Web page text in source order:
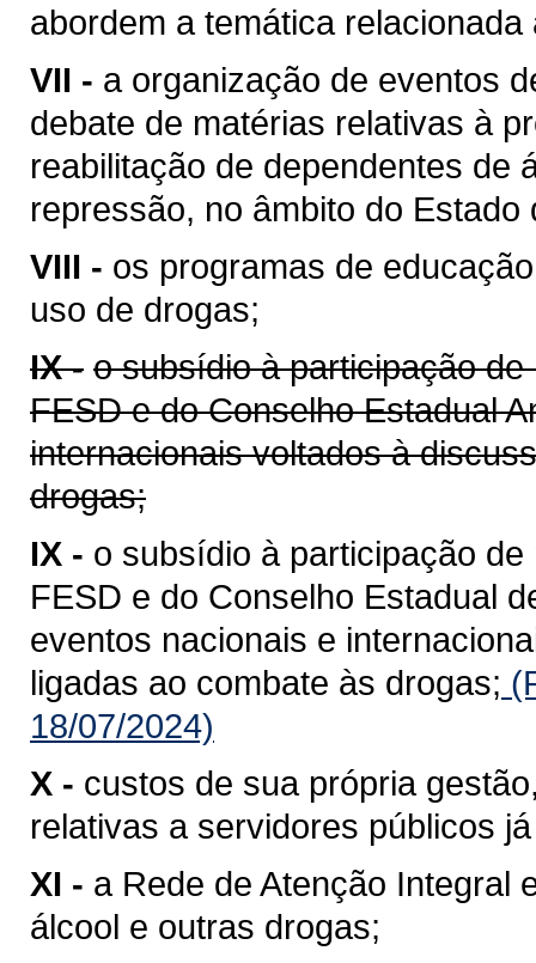
abordem a temática relacionada
VII - a organização de eventos
debate de matérias relativas à
reabilitação de dependentes de
repressão, no âmbito do Estado
VIII - os programas de
uso de drogas;
IX - o subsídio à participação
FESD e do Conselho Estadual
internacionais voltados à
drogas;
IX - o subsídio à participação
FESD e do Conselho Estadual
eventos nacionais e
ligadas ao combate às drogas;
18/07/2024)
X - custos de sua própria
relativas a servidores públicos
XI - a Rede de Atenção Integral
álcool e outras drogas;